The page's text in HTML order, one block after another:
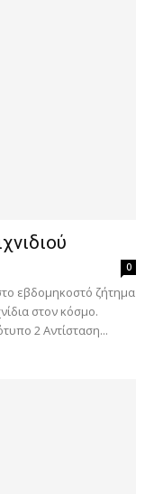
0
εβδομηκοστό ζήτημα
στον κόσμο.
2 Αντίσταση...